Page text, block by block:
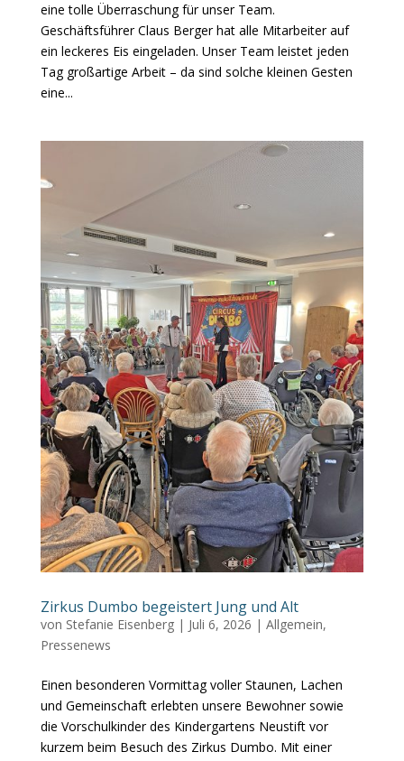
eine tolle Überraschung für unser Team.
Geschäftsführer Claus Berger hat alle Mitarbeiter auf
ein leckeres Eis eingeladen. Unser Team leistet jeden
Tag großartige Arbeit – da sind solche kleinen Gesten
eine...
Zirkus Dumbo begeistert Jung und Alt
von Stefanie Eisenberg| Juli 6, 2026 | Allgemein,
Pressenews
Einen besonderen Vormittag voller Staunen, Lachen
und Gemeinschaft erlebten unsere Bewohner sowie
die Vorschulkinder des Kindergartens Neustift vor
kurzem beim Besuch des Zirkus Dumbo. Mit einer